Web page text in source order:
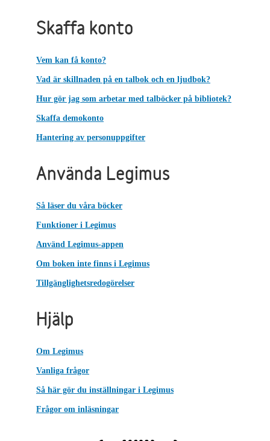
Skaffa konto
Vem kan få konto?
Vad är skillnaden på en talbok och en ljudbok?
Hur gör jag som arbetar med talböcker på bibliotek?
Skaffa demokonto
Hantering av personuppgifter
Använda Legimus
Så läser du våra böcker
Funktioner i Legimus
Använd Legimus-appen
Om boken inte finns i Legimus
Tillgänglighetsredogörelser
Hjälp
Om Legimus
Vanliga frågor
Så här gör du inställningar i Legimus
Frågor om inläsningar